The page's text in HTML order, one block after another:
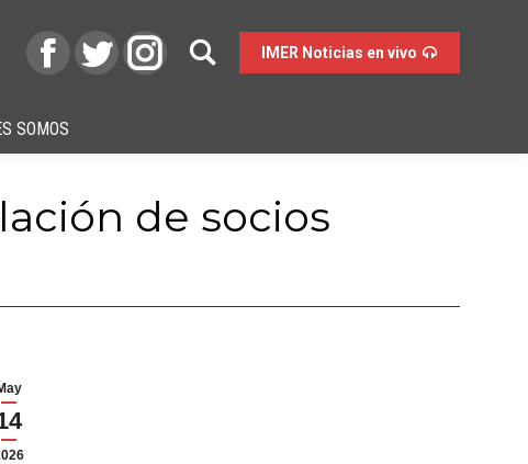
IMER Noticias en vivo
SOMOS
de socios